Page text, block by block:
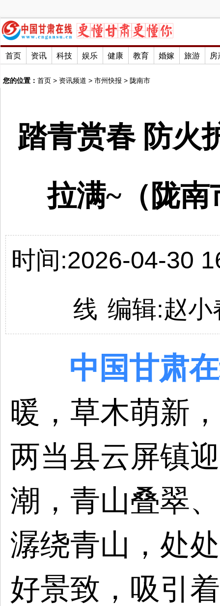
首页 资讯 科技 娱乐 健康 教育 婚嫁 旅游 房
您的位置： 首页 > 资讯频道 > 市州快报 > 陇南市
踏青赏春 防火
拉满~（陇
时间:2026-04-30
线 编辑:赵小
中国甘肃
暖，草木萌新
两当县云屏镇
潮，青山叠翠
潺绕青山，处
好景致，吸引